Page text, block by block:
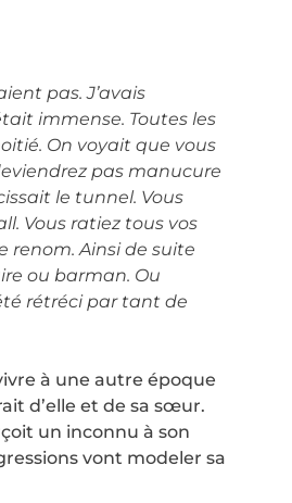
pas. J’avais
immense. Toutes les
On voyait que vous
pas manucure
le tunnel. Vous
Vous ratiez tous vos
renom. Ainsi de suite
ou barman. Ou
rétréci par tant de
à une autre époque
d’elle et de sa sœur.
un inconnu à son
vont modeler sa